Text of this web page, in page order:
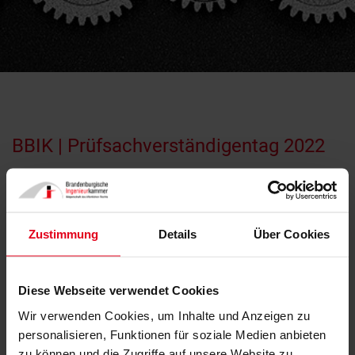
Zustimmung Details Über Cookies
Diese Webseite verwendet Cookies
Wir verwenden Cookies, um Inhalte und Anzeigen zu
personalisieren, Funktionen für soziale Medien anbieten
BBIK | Prüfsachverständigentag 2022
14.10.2022